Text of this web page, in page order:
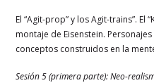
El “Agit-prop” y los Agit-trains”. El
montaje de Eisenstein.
conceptos construidos en la
Sesión 5 (primera parte): Neo-